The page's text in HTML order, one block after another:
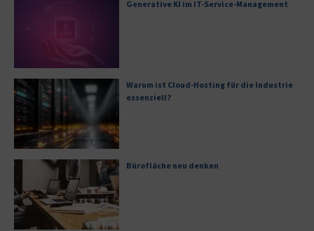
Generative KI im IT-Service-Management
Warum ist Cloud-Hosting für die Industrie
essenziell?
Bürofläche neu denken